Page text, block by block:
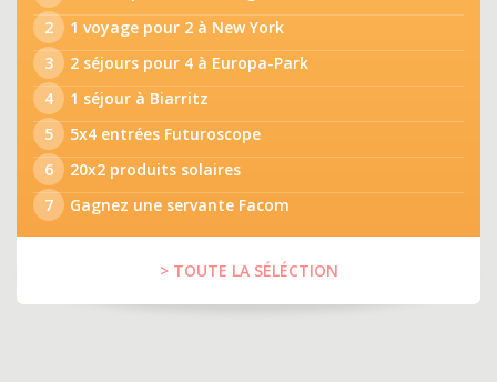
2
1 voyage pour 2 à New York
3
2 séjours pour 4 à Europa-Park
4
1 séjour à Biarritz
5
5x4 entrées Futuroscope
6
20x2 produits solaires
7
Gagnez une servante Facom
> TOUTE LA SÉLÉCTION